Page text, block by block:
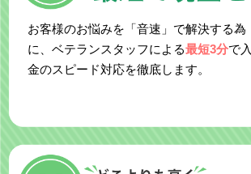
お客様のお悩みを「音速」で解決する為
に、ベテランスタッフによる最短3分で入
金のスピード対応を徹底します。